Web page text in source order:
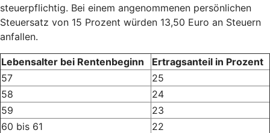
steuerpflichtig. Bei einem angenommenen persönlichen
Steuersatz von 15 Prozent würden 13,50 Euro an Steuern
anfallen.
Lebensalter bei Rentenbeginn
Ertragsanteil in Prozent
57
25
58
24
59
23
60 bis 61
22